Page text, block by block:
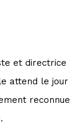
et directrice
attend le jour
reconnue